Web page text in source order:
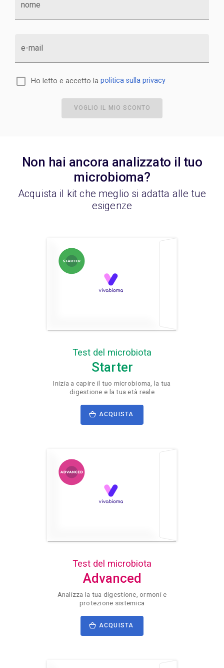
nome
e-mail
Ho letto e accetto la politica sulla privacy
VOGLIO IL MIO SCONTO
Non hai ancora analizzato il tuo
microbioma?
Acquista il kit che meglio si adatta alle tue
esigenze
Test del microbiota
Starter
Inizia a capire il tuo microbioma, la tua
digestione e la tua età reale
ACQUISTA
Test del microbiota
Advanced
Analizza la tua digestione, ormoni e
protezione sistemica
ACQUISTA